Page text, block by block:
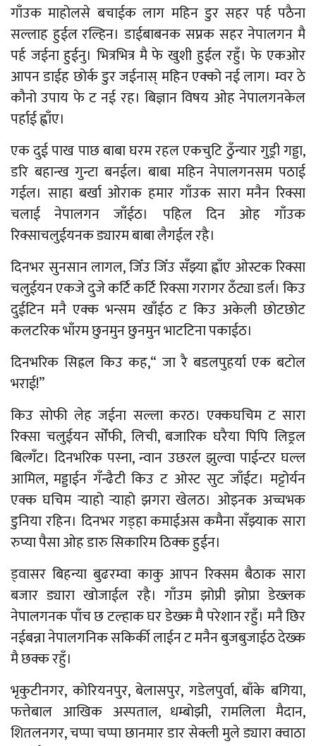
गाँउक माहोलसे बचाईक लाग महिन डुर सहर पर्ह पठैना
सल्लाह हुईल रल्हिन। डाईबाबनक सप्नक सहर नेपालगन मै
पर्ह जईना हुईनु। भित्रभित्र मै फे खुशी हुईल रहुँ। फे एकओर
आपन डाईह छोर्क डुर जईनास् महिन एक्को नई लाग। म्वर ठे
कौनो उपाय फे ट नई रह। बिज्ञान विषय ओह नेपालगनकेल
पर्हाई ह्वाँए।
एक दुई पाख पाछ बाबा घरम रहल एकचुटि ठुँन्यार गुड्री गड्डा,
डरि बहान्ख गुन्टा बनईल। बाबा महिन नेपालगनसम पठाई
गईल। साहा बर्खा ओराक हमार गाँउक सारा मनैन रिक्सा
चलाई नेपालगन जाँईठ। पहिल दिन ओह गाँउक
रिक्साचलुईयनक ड्यारम बाबा लैगईल रहै।
दिनभर सुनसान लागल, जिँउ जिँउ सँझ्या ह्वाँए ओस्टक रिक्सा
चलुईयन एकजे दुजे कर्टि कर्टि रिक्सा गरागर ठँट्या डर्ल। किउ
दुईटिन मनै एक्क भन्सम खाँईठ ट किउ अकेली छोटछोट
कलटरिक भाँरम छुनमुन छुनमुन भाटटिना पकाईठ।
दिनभरिक सिह्रल किउ कह,“ जा रै बडलपुहर्या एक बटोल
भराई!”
किउ सोफी लेह जईना सल्ला करठ। एक्कघचिम ट सारा
रिक्सा चलुईयन सोँफी, लिची, बजारिक घरैया पिपि लिड्रल
बिल्गँट। दिनभरिक पस्ना, न्वान उछरल झुल्वा पाईन्टर घल्ल
आमिल, मड्डाईन गँन्ढैटी किउ ट ओस्ट सुट जाँईट। मट्टोर्यन
एक्क घचिम र्‍याहो र्‍याहो झगरा खेलठ। ओइनक अच्चभक
डुनिया रहिन। दिनभर गड्हा कमाईअस कमैना सँझ्याक सारा
रुप्या पैसा ओह डारु सिकारिम ठिक्क हुईन।
ड्वासर बिहन्या बुढरम्वा काकु आपन रिक्सम बैठाक सारा
बजार ड्यारा खोजाईल रहै। गाँउम झोप्री झोप्रा डेख्लक
नेपालगनक पाँच छ टल्हाक घर डेख्क मै परेशान रहुँ। मनै छिर
नईबन्ना नेपालगनिक सकिर्की लाईन ट मनैन बुजबुजाईठ देख्क
मै छक्क रहुँ।
भृकुटीनगर, कोरियनपुर, बेलासपुर, गडेलपुर्वा, बाँके बगिया,
फत्तेबाल आखिक अस्पताल, धम्बोझी, रामलिला मैदान,
शितलनगर, चप्पा चप्पा छानमार डार सेक्ली मुले ड्यारा क्वाठा